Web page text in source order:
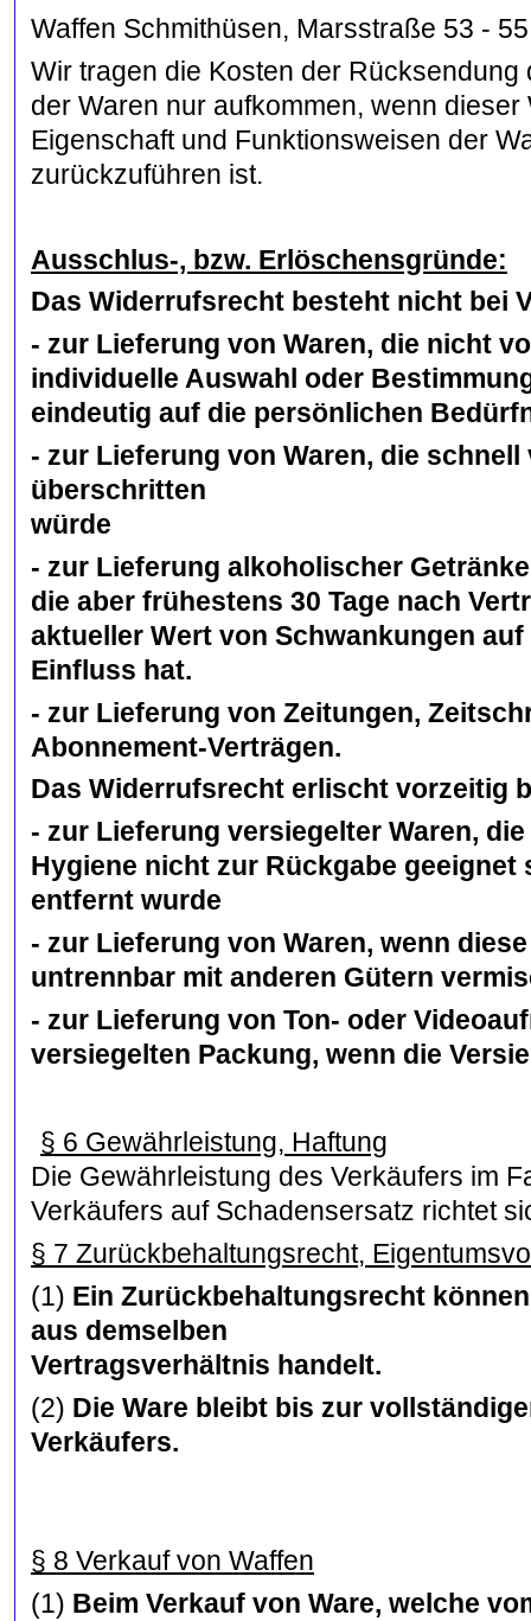
Waffen Schmithüsen, Marsstraße 53 -
Wir tragen die Kosten der
der Waren nur aufkommen, wenn
Eigenschaft und Funktionsweisen der
zurückzuführen ist.
Ausschlus-, bzw. Erlöschensgründe:
Das Widerrufsrecht besteht nicht bei
- zur Lieferung von Waren, die nicht
individuelle Auswahl oder
eindeutig auf die persönlichen
- zur Lieferung von Waren, die
überschritten
würde
- zur Lieferung alkoholischer
die aber frühestens 30 Tage nach
aktueller Wert von Schwankungen
Einfluss hat.
- zur Lieferung von Zeitungen,
Abonnement-Verträgen.
Das Widerrufsrecht erlischt vorzeitig
- zur Lieferung versiegelter Waren,
Hygiene nicht zur Rückgabe
entfernt wurde
- zur Lieferung von Waren, wenn
untrennbar mit anderen Gütern
- zur Lieferung von Ton- oder
versiegelten Packung, wenn die
§ 6 Gewährleistung, Haftung
Die Gewährleistung des Verkäufers im
Verkäufers auf Schadensersatz richtet
§ 7 Zurückbehaltungsrecht,
(1) Ein Zurückbehaltungsrecht
aus demselben
Vertragsverhältnis handelt.
(2) Die Ware bleibt bis zur
Verkäufers.
§ 8 Verkauf von Waffen
(1) Beim Verkauf von Ware, welche